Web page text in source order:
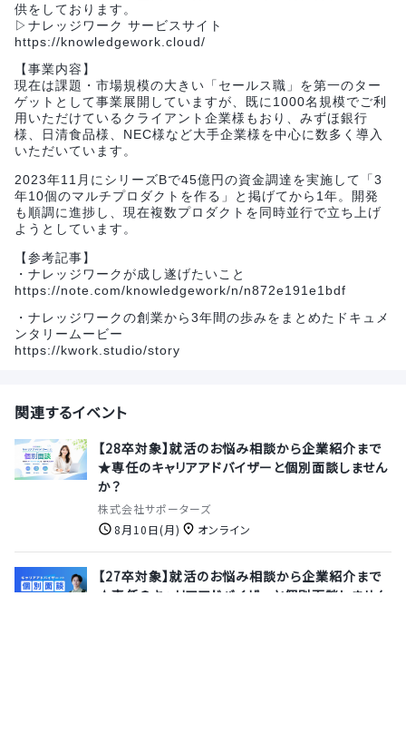
供をしております。
▷ナレッジワーク サービスサイト
https://knowledgework.cloud/
【事業内容】
現在は課題・市場規模の大きい「セールス職」を第一のター
ゲットとして事業展開していますが、既に1000名規模でご利
用いただけているクライアント企業様もおり、みずほ銀行
様、日清食品様、NEC様など大手企業様を中心に数多く導入
いただいています。
2023年11月にシリーズBで45億円の資金調達を実施して「3
年10個のマルチプロダクトを作る」と掲げてから1年。開発
も順調に進捗し、現在複数プロダクトを同時並行で立ち上げ
ようとしています。
【参考記事】
・ナレッジワークが成し遂げたいこと
https://note.com/knowledgework/n/n872e191e1bdf
・ナレッジワークの創業から3年間の歩みをまとめたドキュメ
ンタリームービー
https://kwork.studio/story
関連するイベント
【28卒対象】就活のお悩み相談から企業紹介まで
★専任のキャリアアドバイザーと個別面談しません
か？
株式会社サポーターズ
8月10日(月)
オンライン
【27卒対象】就活のお悩み相談から企業紹介まで
★専任のキャリアアドバイザーと個別面談しません